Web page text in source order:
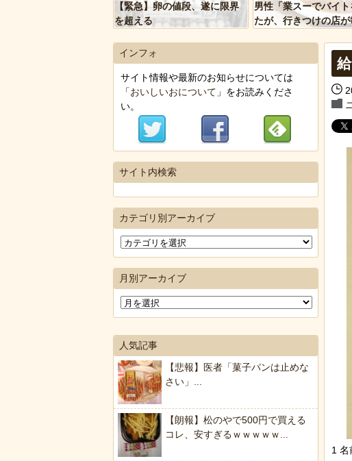
【緊急】卵の値段、遂に限界
を超える
男性「業スーでバイ
たが、行きつけの店
1 名
インフォ
サイト情報や最新のお知らせについては
「おいしいおについて 」をお読みくださ
い。
サイト内検索
カテゴリ別アーカイブ
月別アーカイブ
人気記事
【悲報】医者「菓子パンは止めな
さい」...
【朗報】松のやで500円で買える
コレ、安すぎるｗｗｗｗｗ...